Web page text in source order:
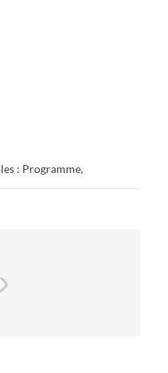
: Programme,